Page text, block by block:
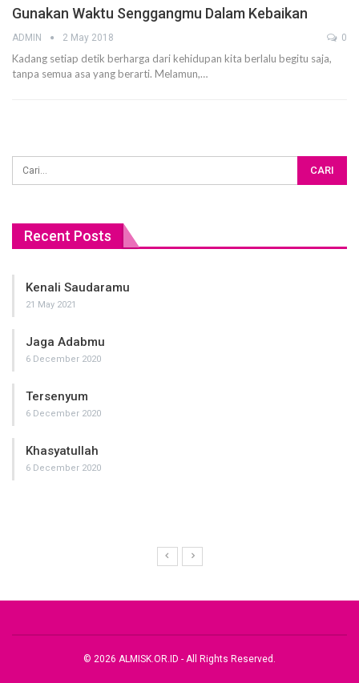
Gunakan Waktu Senggangmu Dalam Kebaikan
ADMIN 2 May 2018 0
Kadang setiap detik berharga dari kehidupan kita berlalu begitu saja,
tanpa semua asa yang berarti. Melamun,…
Recent Posts
Kenali Saudaramu
21 May 2021
Jaga Adabmu
6 December 2020
Tersenyum
6 December 2020
Khasyatullah
6 December 2020
© 2026 ALMISK.OR.ID - All Rights Reserved.